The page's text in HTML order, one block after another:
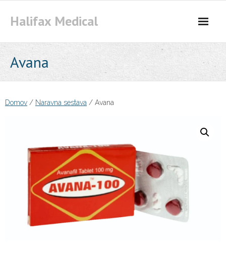
Halifax Medical
Avana
Domov / Naravna sestava / Avana